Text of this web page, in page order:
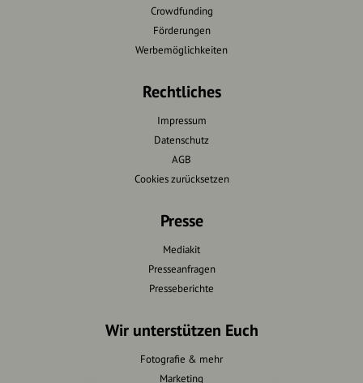
Crowdfunding
Förderungen
Werbemöglichkeiten
Rechtliches
Impressum
Datenschutz
AGB
Cookies zurücksetzen
Presse
Mediakit
Presseanfragen
Presseberichte
Wir unterstützen Euch
Fotografie & mehr
Marketing